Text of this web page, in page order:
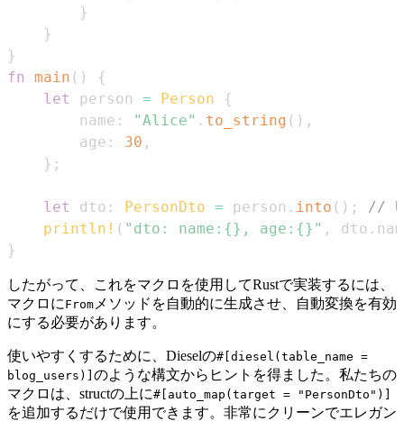
}
}
}
fn
main ( )
{
let
person = Person
{
        name
: "Alice" . to_string ( ) ,
        age
: 30 ,
} ;
let dto : PersonDto = person . into ( ) ;
//
println! ( "dto: name:{}, age:{}" , dto .
}
したがって、これをマクロを使用してRustで実装するには、
マクロに From メソッドを自動的に生成させ、自動変換を有効
にする必要があります。
使いやすくするために、Dieselの#[diesel(table_name =
blog_users)] のような構文からヒントを得ました。私たちの
マクロは、structの上に#[auto_map(target = "PersonDto")]
を追加するだけで使用できます。非常にクリーンでエレガン